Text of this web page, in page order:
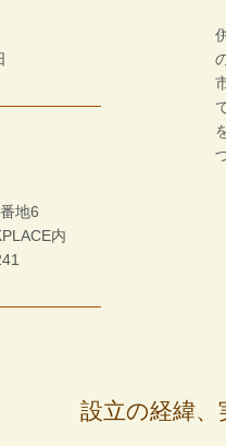
地6
内
設立の経緯、